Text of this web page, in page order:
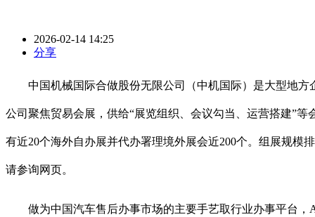
2026-02-14 14:25
分享
中国机械国际合做股份无限公司（中机国际）是大型地方
公司聚焦贸易会展，供给“展览组织、会议勾当、运营搭建”
有近20个海外自办展并代办署理境外展会近200个。组展规模
请参询网页。
做为中国汽车售后办事市场的主要手艺取行业办事平台，